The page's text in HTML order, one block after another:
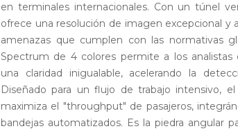
en terminales internacionales. Con un túnel
ofrece una resolución de imagen excepcional
amenazas que cumplen con las normativas
Spectrum de 4 colores permite a los
una claridad inigualable, acelerando la
Diseñado para un flujo de trabajo intensivo,
maximiza el "throughput" de pasajeros,
bandejas automatizados. Es la piedra angular